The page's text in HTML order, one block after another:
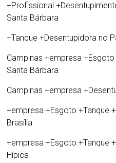
+Profissional
Santa Bárbara
+Tanque +Desentupidora no
Campinas +empresa +Esgoto
Santa Bárbara
Campinas +empresa +
+empresa +Esgoto +Tanque +
Brasília
+empresa +Esgoto +Tanque +
Hípica